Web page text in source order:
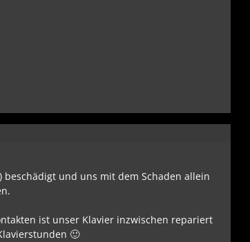
beschädigt und uns mit dem Schaden allein
ist unser Klavier inzwischen repariert
🙂